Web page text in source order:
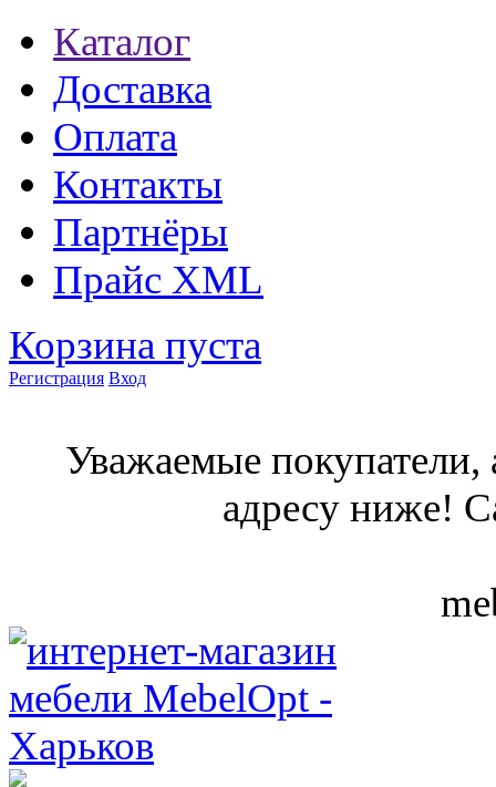
Каталог
Доставка
Оплата
Контакты
Партнёры
Прайс XML
Корзина пуста
Регистрация Вход
Уважаемые покупатели,
адресу ниже!